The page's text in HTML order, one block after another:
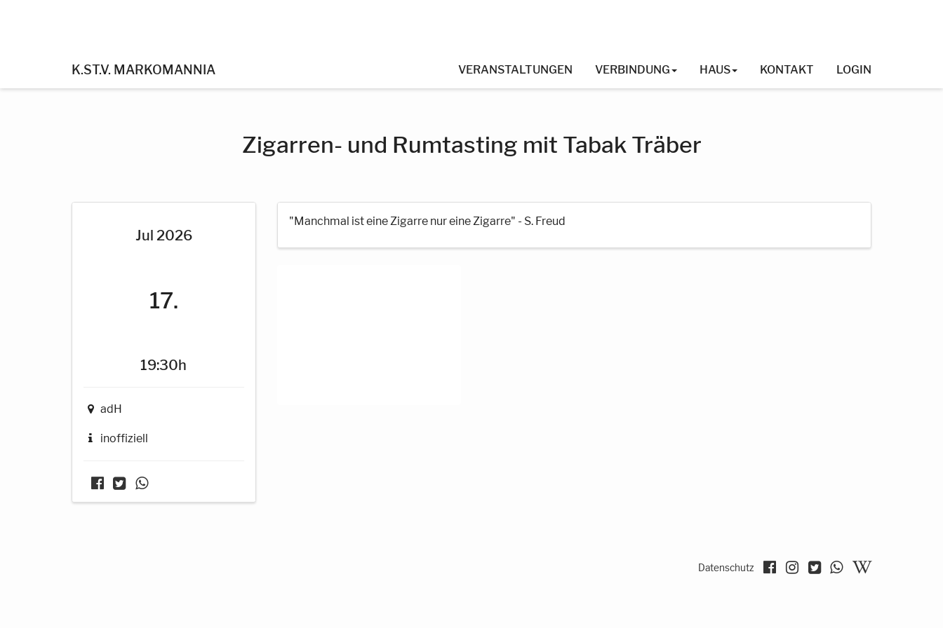
K.ST.V. MARKOMANNIA VERANSTALTUNGEN VERBINDUNG HAUS KONTAKT LOGIN
Zigarren- und Rumtasting mit Tabak Träber
Jul 2026
17.
19:30h
adH
inoffiziell
"Manchmal ist eine Zigarre nur eine Zigarre" - S. Freud
Datenschutz